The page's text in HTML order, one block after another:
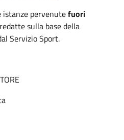
istanze pervenutefuori
sulla base della
Servizio Sport.